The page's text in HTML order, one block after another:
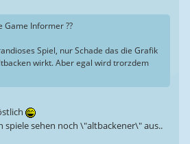
Game Informer ??
Spiel, nur Schade das die Grafik
wirkt. Aber egal wird trorzdem
spiele sehen noch \"altbackener\" aus..